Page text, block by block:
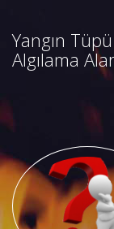
Yangın
Algılama